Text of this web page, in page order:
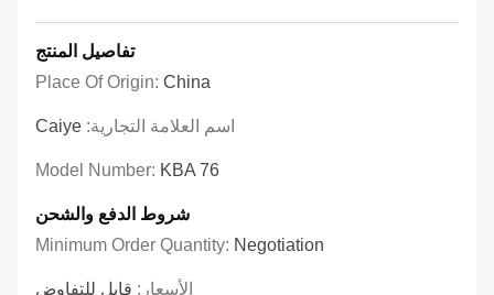
تفاصيل المنتج
Place Of Origin: China
اسم العلامة التجارية: Caiye
Model Number: KBA 76
شروط الدفع والشحن
Minimum Order Quantity: Negotiation
الأسعار: قابل للتفاوض